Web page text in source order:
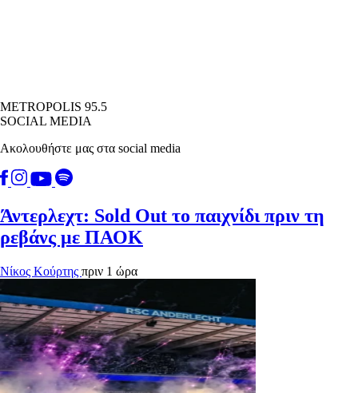
METROPOLIS 95.5
SOCIAL MEDIA
Ακολουθήστε μας στα social media
Άντερλεχτ: Sold Out το παιχνίδι πριν τη
ρεβάνς με ΠΑΟΚ
Νίκος Κούρτης πριν 1 ώρα